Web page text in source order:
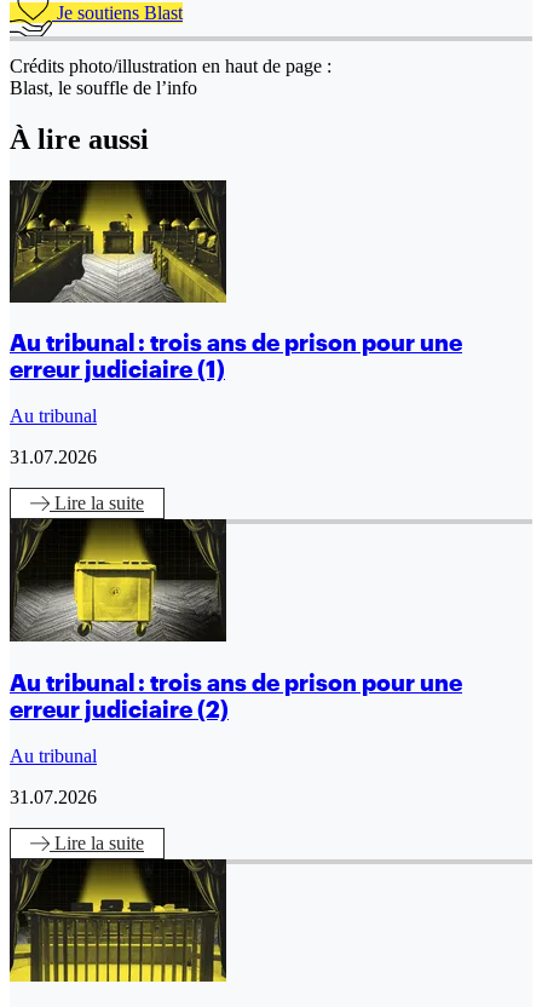
Je soutiens Blast
Crédits photo/illustration en haut de page :
Blast, le souffle de l’info
À lire aussi
Au tribunal : trois ans de prison pour une
erreur judiciaire (1)
Au tribunal
31.07.2026
Lire la suite
Au tribunal : trois ans de prison pour une
erreur judiciaire (2)
Au tribunal
31.07.2026
Lire la suite